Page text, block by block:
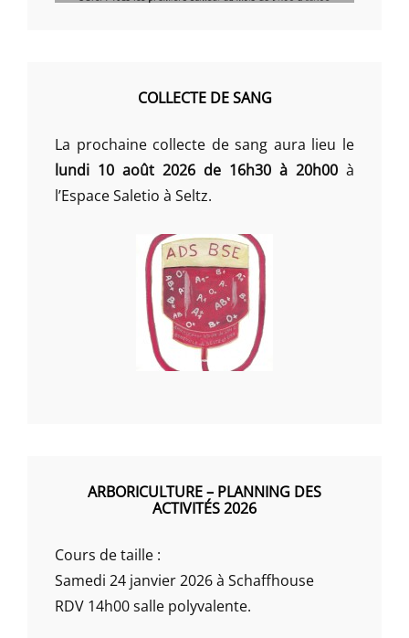
COLLECTE DE SANG
La prochaine collecte de sang aura lieu le
lundi 10 août 2026 de 16h30 à 20h00 à
l’Espace Saletio à Seltz.
ARBORICULTURE – PLANNING DES
ACTIVITÉS 2026
Cours de taille :
Samedi 24 janvier 2026 à Schaffhouse
RDV 14h00 salle polyvalente.